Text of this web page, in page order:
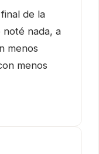
de la
noté nada, a
menos
menos